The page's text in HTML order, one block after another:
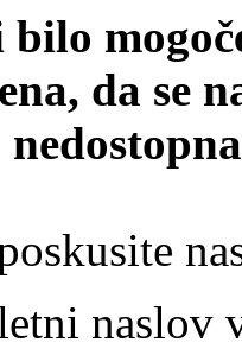
da se